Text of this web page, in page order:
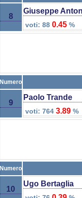
8
Giuseppe
voti: 88 0.45 %
Numero
9
Paolo Trande
voti: 764 3.89 %
Numero
10
Ugo Bertaglia